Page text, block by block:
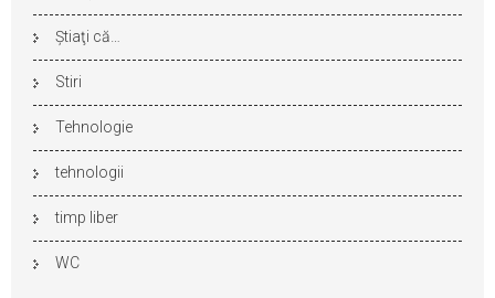
Ştiaţi că…
Stiri
Tehnologie
tehnologii
timp liber
WC